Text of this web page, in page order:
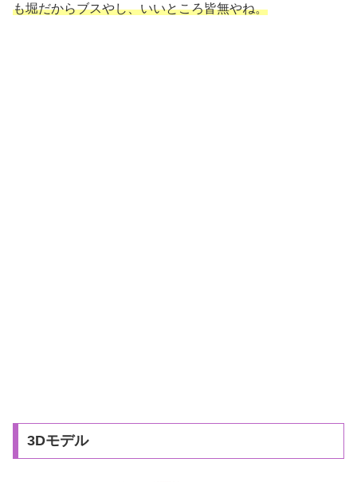
も堀だからブスやし、いいところ皆無やね。
3Dモデル